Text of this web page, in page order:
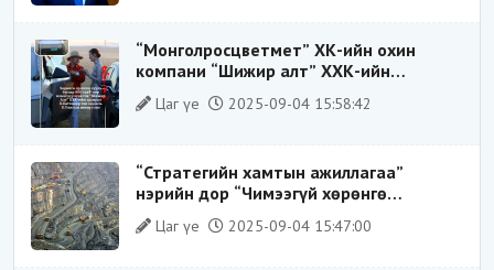
“Монголросцветмет” ХК-ийн охин
компани “Шижир алт” ХХК-ийн
Гүйцэтгэх захирлаар ажиллаж байсан
О.Баттөмөрт холбогдох хэрэг хаашаа
Цаг үе 2025-09-04 15:58:42
“Стратегийн хамтын ажиллагаа”
нэрийн дор “Чимээгүй хөрөнгө
хуримтлал”
Цаг үе 2025-09-04 15:47:00